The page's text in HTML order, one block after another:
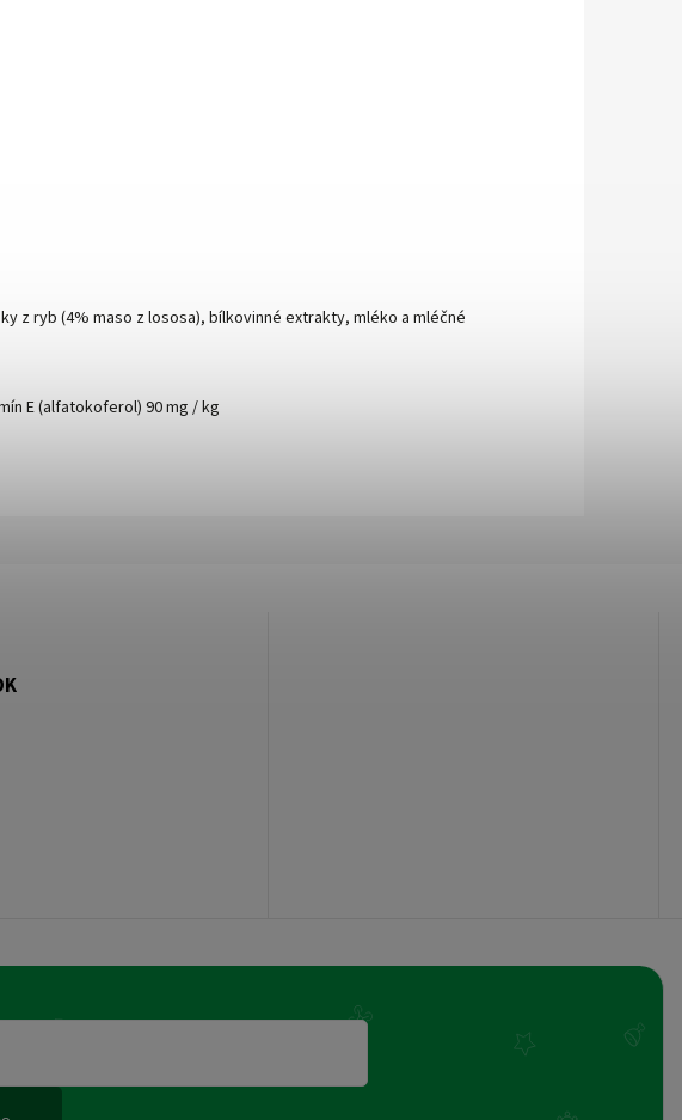
z ryb (4% maso z lososa), bílkovinné extrakty, mléko a mléčné
E (alfatokoferol) 90 mg / kg